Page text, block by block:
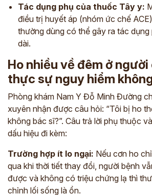
Tác dụng phụ của thuốc Tây y:
điều trị huyết áp (nhóm ức chế
thường dùng có thể gây ra tác dụng
dài.
Ho nhiều về đêm ở
thực sự nguy hiểm
Phòng khám Nam Y Đỗ Minh Đường
xuyên nhận được câu hỏi: “Tôi bị ho
không bác sĩ?”. Câu trả lời phụ thuộc
dấu hiệu đi kèm:
Trường hợp ít lo ngại: Nếu cơn ho
qua khi thời tiết thay đổi, người bệnh
được và không có triệu chứng lạ thì
chỉnh lối sống là ổn.